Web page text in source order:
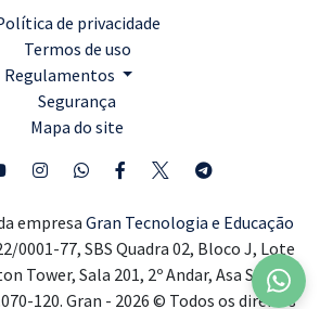
de privacidade
Termos de uso
Regulamentos
Segurança
Mapa do site
empresa Gran Tecnologia e Educação
0001-77, SBS Quadra 02, Bloco J, Lote
Tower, Sala 201, 2º Andar, Asa Sul,
120. Gran - 2026 © Todos os direitos